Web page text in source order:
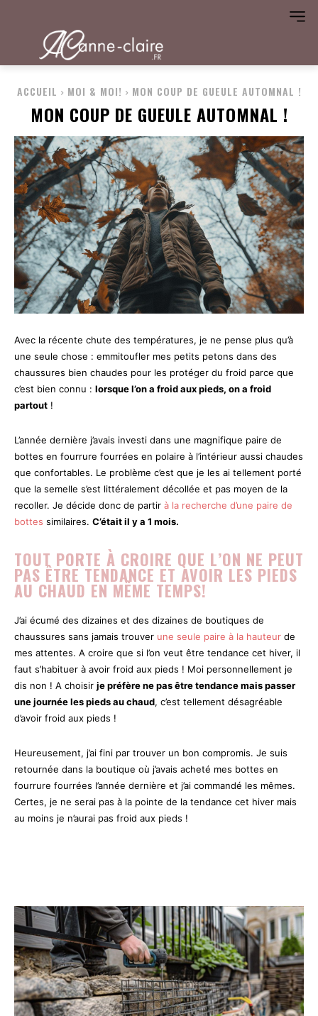
ACCUEIL MOI & MOI! MON COUP DE GUEULE AUTOMNAL !
MON COUP DE GUEULE AUTOMNAL !
Avec la récente chute des températures, je ne pense plus qu’à
une seule chose : emmitoufler mes petits petons dans des
chaussures bien chaudes pour les protéger du froid parce que
c’est bien connu : lorsque l’on a froid aux pieds, on a froid
partout !
L’année dernière j’avais investi dans une magnifique paire de
bottes en fourrure fourrées en polaire à l’intérieur aussi chaudes
que confortables. Le problème c’est que je les ai tellement porté
que la semelle s’est littéralement décollée et pas moyen de la
recoller. Je décide donc de partir à la recherche d’une paire de
bottes similaires. C’était il y a 1 mois.
TOUT PORTE À CROIRE QUE L’ON NE PEUT
PAS ÊTRE TENDANCE ET AVOIR LES PIEDS
AU CHAUD EN MÊME TEMPS!
J’ai écumé des dizaines et des dizaines de boutiques de
chaussures sans jamais trouver une seule paire à la hauteur de
mes attentes. A croire que si l’on veut être tendance cet hiver, il
faut s’habituer à avoir froid aux pieds ! Moi personnellement je
dis non ! A choisir je préfère ne pas être tendance mais passer
une journée les pieds au chaud, c’est tellement désagréable
d’avoir froid aux pieds !
Heureusement, j’ai fini par trouver un bon compromis. Je suis
retournée dans la boutique où j’avais acheté mes bottes en
fourrure fourrées l’année dernière et j’ai commandé les mêmes.
Certes, je ne serai pas à la pointe de la tendance cet hiver mais
au moins je n’aurai pas froid aux pieds !